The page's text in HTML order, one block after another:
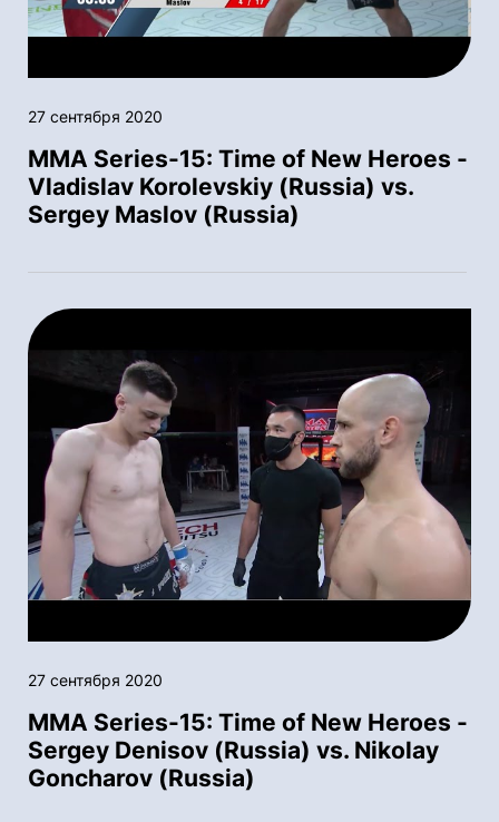
27 сентября 2020
MMA Series-15: Time of New Heroes -
Vladislav Korolevskiy (Russia) vs.
Sergey Maslov (Russia)
27 сентября 2020
MMA Series-15: Time of New Heroes -
Sergey Denisov (Russia) vs. Nikolay
Goncharov (Russia)